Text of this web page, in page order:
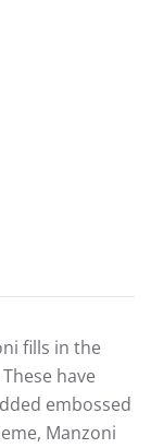
fills in the
have
embossed
Manzoni